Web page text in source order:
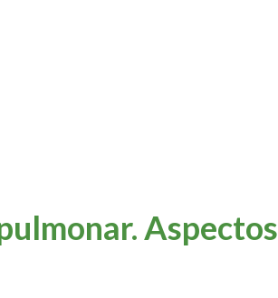
Aspectos